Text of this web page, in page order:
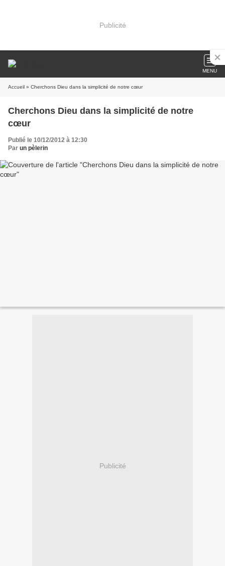
Publicité
MENU
Accueil » Cherchons Dieu dans la simplicité de notre cœur
Cherchons Dieu dans la simplicité de notre
cœur
Publié le 10/12/2012 à 12:30
Par un pèlerin
Publicité